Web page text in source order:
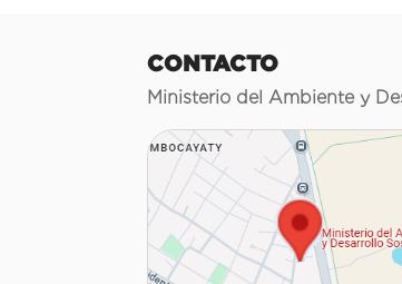
CONTACTO
Ministerio del Ambiente y